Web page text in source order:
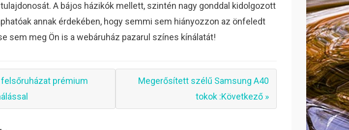
A bájos házikók mellett, szintén nagy gonddal kidolgozott
annak érdekében, hogy semmi sem hiányozzon az önfeledt
sem meg Ön is a webáruház pazarul színes kínálatát!
felsőruházat prémium
Megerősített szélű Samsung A40
tokok :Következő »